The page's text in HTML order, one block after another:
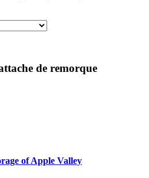
de remorque
of Apple Valley